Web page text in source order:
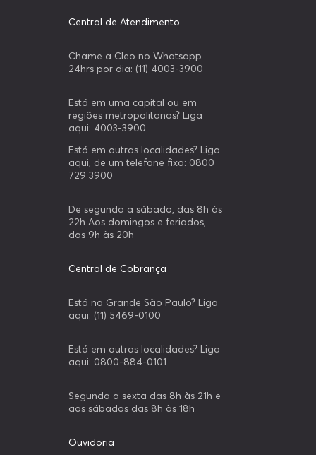
Central de Atendimento
Chame a Cleo no Whatsapp
24hrs por dia: (11) 4003-3900
Está em uma capital ou em
regiões metropolitanas? Liga
aqui: 4003-3900
Está em outras localidades? Liga
aqui, de um telefone fixo: 0800
729 3900
De segunda a sábado, das 8h às
22h Aos domingos e feriados,
das 9h às 20h
Central de Cobrança
Está na Grande São Paulo? Liga
aqui: (11) 5469-0100
Está em outras localidades? Liga
aqui: 0800-884-0101
Segunda a sexta das 8h às 21h e
aos sábados das 8h às 18h
Ouvidoria